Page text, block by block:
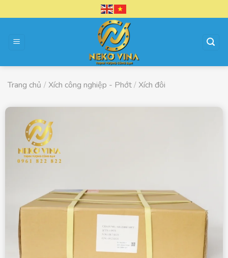
đến
dung
Trang chủ / Xích công nghiệp - Phớt / Xích đôi